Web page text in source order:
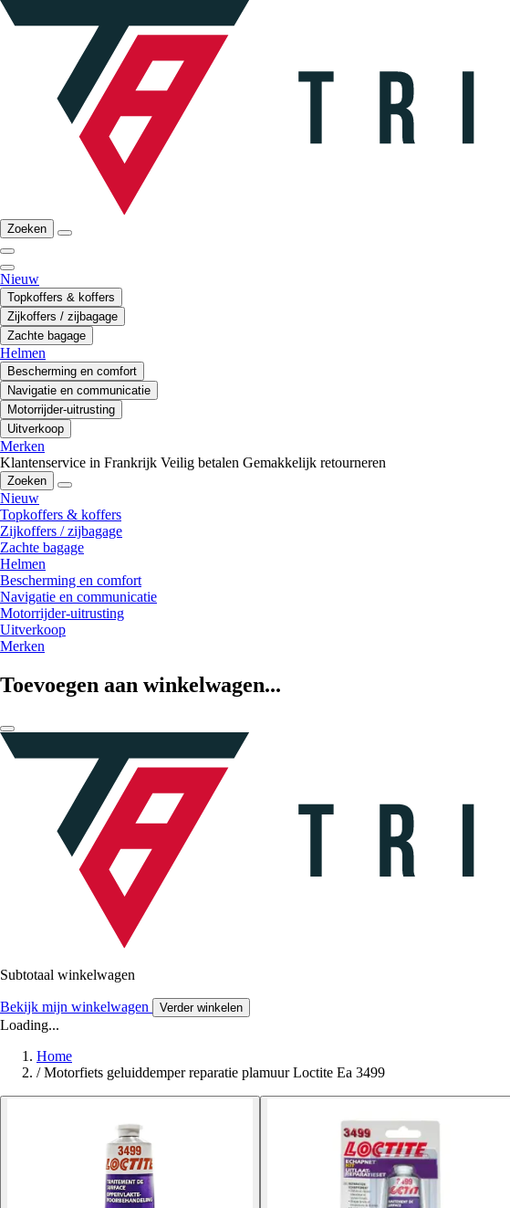
Zoeken
Nieuw
Topkoffers & koffers
Zijkoffers / zijbagage
Zachte bagage
Helmen
Bescherming en comfort
Navigatie en communicatie
Motorrijder-uitrusting
Uitverkoop
Merken
Klantenservice in Frankrijk Veilig betalen Gemakkelijk retourneren
Zoeken
Nieuw
Topkoffers & koffers
Zijkoffers / zijbagage
Zachte bagage
Helmen
Bescherming en comfort
Navigatie en communicatie
Motorrijder-uitrusting
Uitverkoop
Merken
Toevoegen aan winkelwagen...
Subtotaal winkelwagen
Bekijk mijn winkelwagen Verder winkelen
Loading...
Home
/ Motorfiets geluiddemper reparatie plamuur Loctite Ea 3499